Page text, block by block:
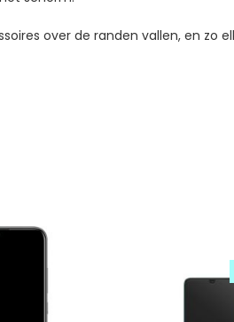
over de randen vallen, en zo